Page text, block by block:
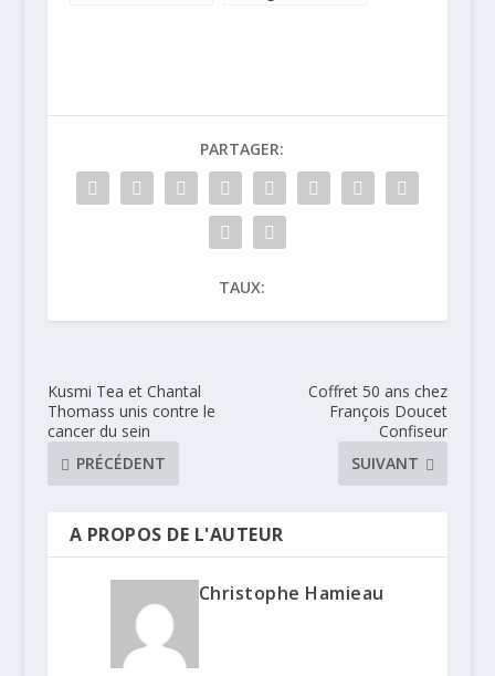
PARTAGER:
TAUX:
Kusmi Tea et Chantal
Thomass unis contre le
cancer du sein
PRÉCÉDENT
Coffret 50 ans chez
François Doucet
Confiseur
SUIVANT
A PROPOS DE L'AUTEUR
Christophe Hamieau